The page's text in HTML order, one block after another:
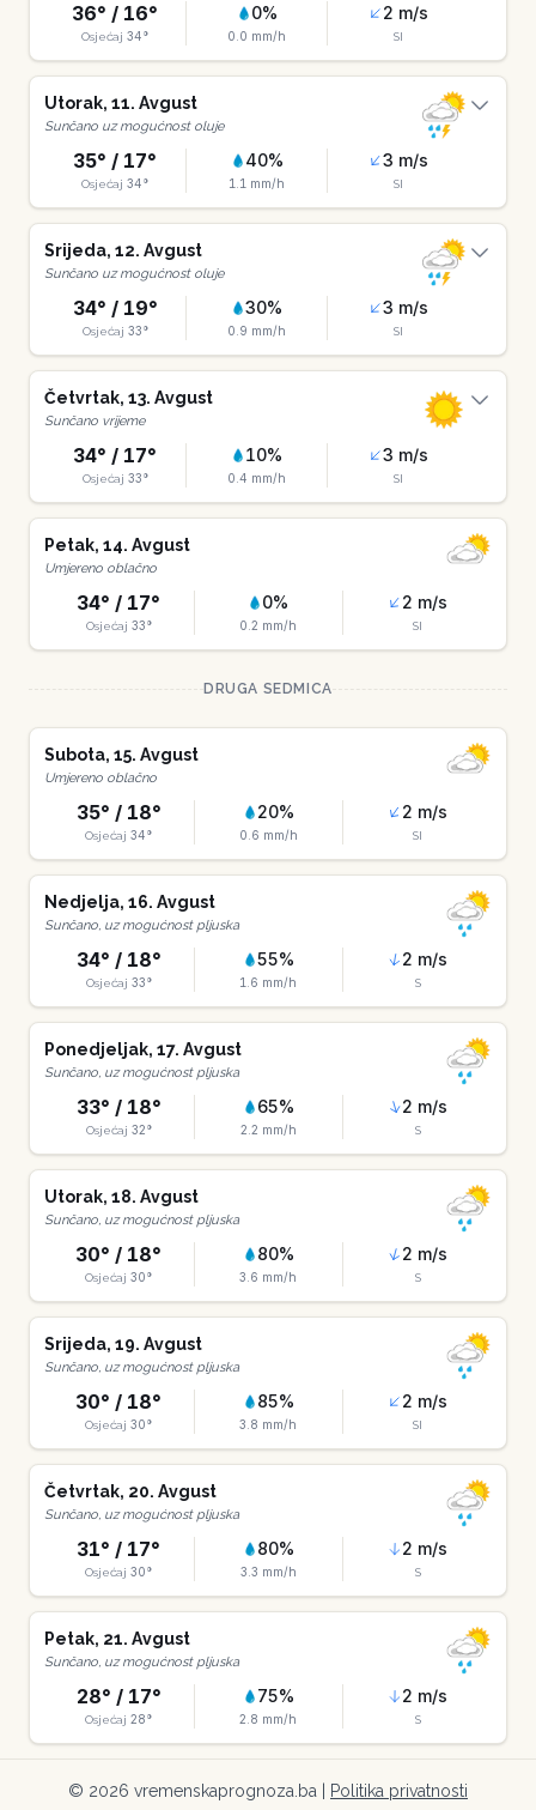
36° / 16°
Osjećaj 34°
0%
0.0 mm/h
2 m/s
SI
Utorak, 11. Avgust
Sunčano uz mogućnost oluje
35° / 17°
Osjećaj 34°
40%
1.1 mm/h
3 m/s
SI
Srijeda, 12. Avgust
Sunčano uz mogućnost oluje
34° / 19°
Osjećaj 33°
30%
0.9 mm/h
3 m/s
SI
Četvrtak, 13. Avgust
Sunčano vrijeme
34° / 17°
Osjećaj 33°
10%
0.4 mm/h
3 m/s
SI
Petak, 14. Avgust
Umjereno oblačno
34° / 17°
Osjećaj 33°
0%
0.2 mm/h
2 m/s
SI
DRUGA SEDMICA
Subota, 15. Avgust
Umjereno oblačno
35° / 18°
Osjećaj 34°
20%
0.6 mm/h
2 m/s
SI
Nedjelja, 16. Avgust
Sunčano, uz mogućnost pljuska
34° / 18°
Osjećaj 33°
55%
1.6 mm/h
2 m/s
S
Ponedjeljak, 17. Avgust
Sunčano, uz mogućnost pljuska
33° / 18°
Osjećaj 32°
65%
2.2 mm/h
2 m/s
S
Utorak, 18. Avgust
Sunčano, uz mogućnost pljuska
30° / 18°
Osjećaj 30°
80%
3.6 mm/h
2 m/s
S
Srijeda, 19. Avgust
Sunčano, uz mogućnost pljuska
30° / 18°
Osjećaj 30°
85%
3.8 mm/h
2 m/s
SI
Četvrtak, 20. Avgust
Sunčano, uz mogućnost pljuska
31° / 17°
Osjećaj 30°
80%
3.3 mm/h
2 m/s
S
Petak, 21. Avgust
Sunčano, uz mogućnost pljuska
28° / 17°
Osjećaj 28°
75%
2.8 mm/h
2 m/s
S
© 2026 vremenskaprognoza.ba | Politika privatnosti